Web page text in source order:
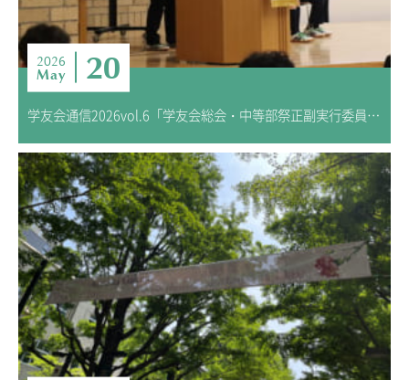
2026
May 20
学友会通信2026vol.6「学友会総会・中等部祭正副実行委員長選挙」